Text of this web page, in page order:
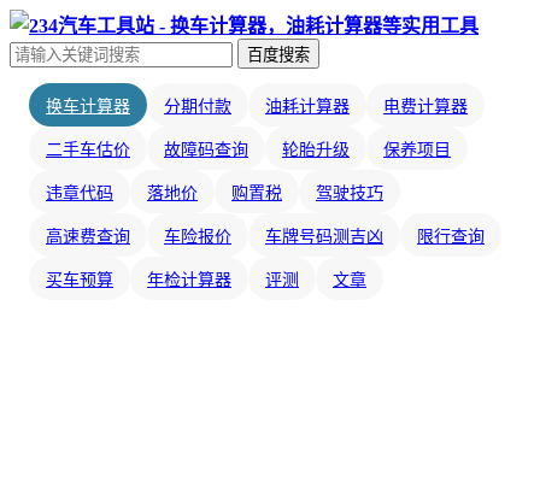
百度搜索
换车计算器 分期付款 油耗计算器 电费计算器
二手车估价 故障码查询 轮胎升级 保养项目
违章代码 落地价 购置税 驾驶技巧
高速费查询 车险报价 车牌号码测吉凶 限行查询
买车预算 年检计算器 评测 文章